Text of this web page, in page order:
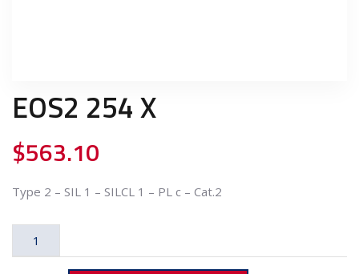
EOS2 254 X
$563.10
Type 2 – SIL 1 – SILCL 1 – PL c – Cat.2
EOS2